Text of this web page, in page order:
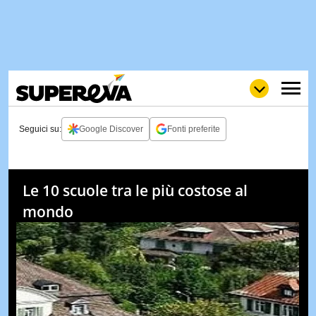
WOW
POP
NEWS
VIDEO
& TV
QUIZ
Seguici su: Google Discover Fonti preferite
Le 10 scuole tra le più costose al
mondo